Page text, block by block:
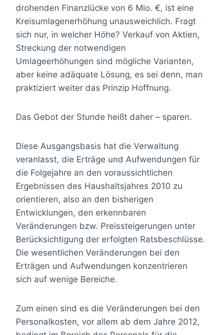
drohenden Finanzlücke von 6 Mio. €, ist eine
Kreisumlagenerhöhung unausweichlich. Fragt
sich nur, in welcher Höhe? Verkauf von Aktien,
Streckung der notwendigen
Umlageerhöhungen sind mögliche Varianten,
aber keine adäquate Lösung, es sei denn, man
praktiziert weiter das Prinzip Hoffnung.
Das Gebot der Stunde heißt daher – sparen.
Diese Ausgangsbasis hat die Verwaltung
veranlasst, die Erträge und Aufwendungen für
die Folgejahre an den voraussichtlichen
Ergebnissen des Haushaltsjahres 2010 zu
orientieren, also an den bisherigen
Entwicklungen, den erkennbaren
Veränderungen bzw. Preissteigerungen unter
Berücksichtigung der erfolgten Ratsbeschlüsse.
Die wesentlichen Veränderungen bei den
Erträgen und Aufwendungen konzentrieren
sich auf wenige Bereiche.
Zum einen sind es die Veränderungen bei den
Personalkosten, vor allem ab dem Jahre 2012,